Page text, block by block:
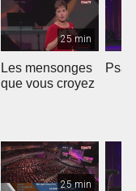
25 min
Les mensonges
que vous croyez
25 min